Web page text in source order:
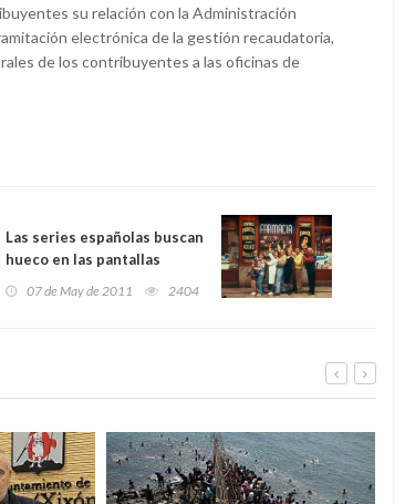
su relación con la Administración
electrónica de la gestión recaudatoria,
de los contribuyentes a las oficinas de
Las series españolas buscan
hueco en las pantallas
mexicanas
07 de May de 2011 2404